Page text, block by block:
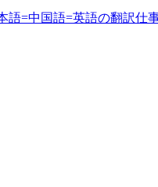
=中国語=英語の翻訳仕